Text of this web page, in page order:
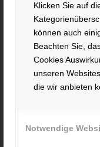
Klicken Sie auf
können auch
Beachten Sie,
Cookies
unseren
die wir anbieten
Notwendige
Im Polder 2 /
94560 Offenberg
Tel. +49 991 99800
Fax. +49 991 91564
Ihr Weg zu uns